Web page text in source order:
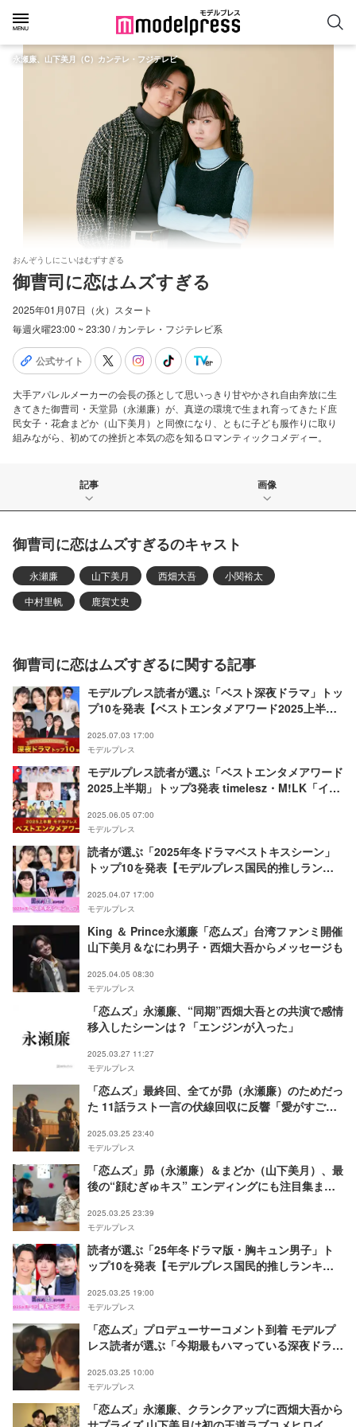
永瀬廉、山下美月（C）カンテレ・フジテレビ
おんぞうしにこいはむずすぎる
御曹司に恋はムズすぎる
2025年01月07日（火）スタート
毎週火曜23:00 ~ 23:30 / カンテレ・フジテレビ系
公式サイト
大手アパレルメーカーの会長の孫として思いっきり甘やかされ自由奔放に生
きてきた御曹司・天堂昴（永瀬廉）が、真逆の環境で生まれ育ってきたド庶
民女子・花倉まどか（山下美月）と同僚になり、ともに子ども服作りに取り
組みながら、初めての挫折と本気の恋を知るロマンティックコメディー。
記事 画像
御曹司に恋はムズすぎるのキャスト
永瀬廉 山下美月 西畑大吾
小関裕太
中村里帆
鹿賀丈史
御曹司に恋はムズすぎるに関する記事
モデルプレス読者が選ぶ「ベスト深夜ドラマ」トッ
プ10を発表【ベストエンタメアワード2025上半
2025.07.03 17:00
モデルプレス
モデルプレス読者が選ぶ「ベストエンタメアワード
2025上半期」トップ3発表 timelesz・M!LK「イイ
2025.06.05 07:00
モデルプレス
読者が選ぶ「2025年冬ドラマベストキスシーン」
トップ10を発表【モデルプレス国民的推しランキ
2025.04.07 17:00
モデルプレス
King ＆ Prince永瀬廉「恋ムズ」台湾ファンミ開催
山下美月＆なにわ男子・西畑大吾からメッセージも
2025.04.05 08:30
モデルプレス
「恋ムズ」永瀬廉、“同期”西畑大吾との共演で感情
移入したシーンは？「エンジンが入った」
2025.03.27 11:27
モデルプレス
「恋ムズ」最終回、全てが昴（永瀬廉）のためだっ
た 11話ラスト一言の伏線回収に反響「愛がすご
2025.03.25 23:40
モデルプレス
「恋ムズ」昴（永瀬廉）＆まどか（山下美月）、最
後の“顔むぎゅキス” エンディングにも注目集まる
2025.03.25 23:39
モデルプレス
読者が選ぶ「25年冬ドラマ版・胸キュン男子」ト
ップ10を発表【モデルプレス国民的推しランキン
2025.03.25 19:00
モデルプレス
「恋ムズ」プロデューサーコメント到着 モデルプ
レス読者が選ぶ「今期最もハマっている深夜ドラ
2025.03.25 10:00
モデルプレス
「恋ムズ」永瀬廉、クランクアップに西畑大吾から